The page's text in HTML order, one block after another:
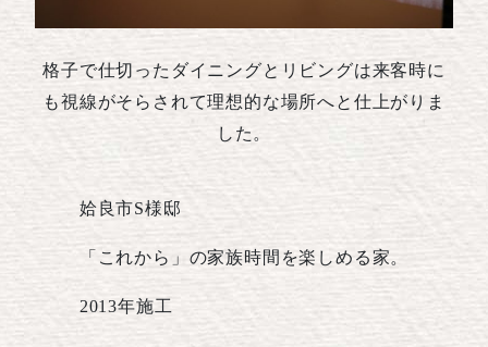
格子で仕切ったダイニングとリビングは来客時に
も視線がそらされて理想的な場所へと仕上がりま
した。
姶良市S様邸
「これから」の家族時間を楽しめる家。
2013年施工